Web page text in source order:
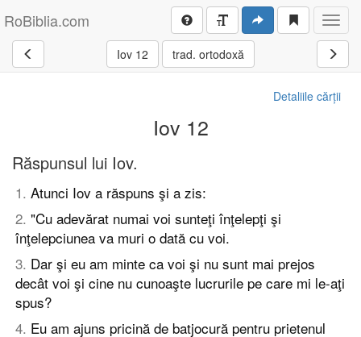
RoBiblia.com
Iov 12 trad. ortodoxă
Detaliile cărții
Iov 12
Răspunsul lui Iov.
1. Atunci Iov a răspuns şi a zis:
2. "Cu adevărat numai voi sunteţi înţelepţi şi
înţelepciunea va muri o dată cu voi.
3. Dar şi eu am minte ca voi şi nu sunt mai prejos
decât voi şi cine nu cunoaşte lucrurile pe care mi le-aţi
spus?
4. Eu am ajuns pricină de batjocură pentru prietenul